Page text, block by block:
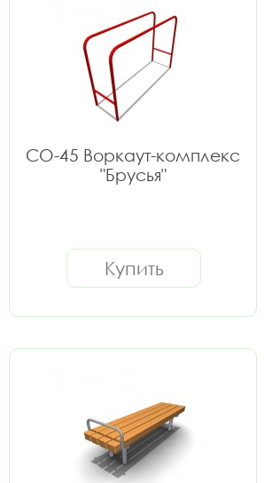
СО-45 Воркаут-комплекс
"Брусья"
Купить